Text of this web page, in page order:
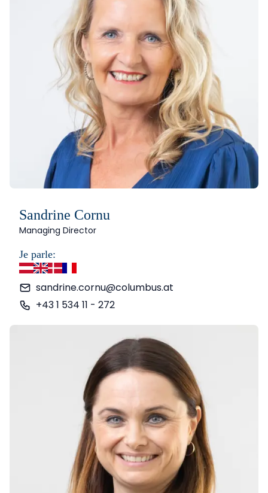
Sandrine Cornu
Managing Director
Je parle:
sandrine.cornu@columbus.at
+43 1 534 11 - 272